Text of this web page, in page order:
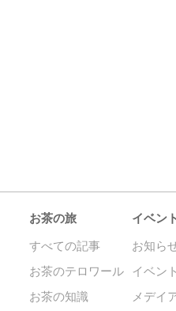
お茶の旅
すべての記事
お茶のテロワール
お茶の知識
イベン
お知ら
イベン
メデイ